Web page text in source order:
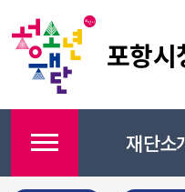
포항시
재단소